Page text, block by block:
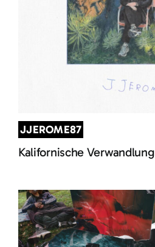
JJEROME87
Kalifornische Verwandlung